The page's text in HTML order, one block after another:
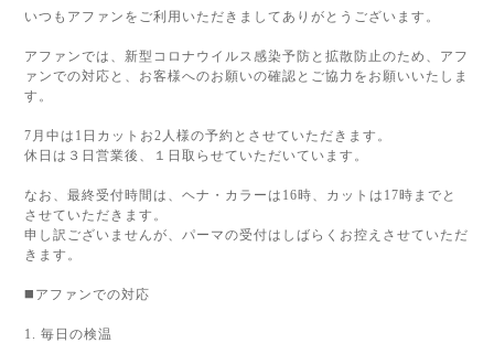
いつもアファンをご利用いただきましてありがとうございます。
アファンでは、新型コロナウイルス感染予防と拡散防止のため、アフ
ァンでの対応と、お客様へのお願いの確認とご協力をお願いいたしま
す。
7月中は1日カットお2人様の予約とさせていただきます。
休日は３日営業後、１日取らせていただいています。
なお、最終受付時間は、ヘナ・カラーは16時、カットは17時までと
させていただきます。
申し訳ございませんが、パーマの受付はしばらくお控えさせていただ
きます。
◼️アファンでの対応
1. 毎日の検温